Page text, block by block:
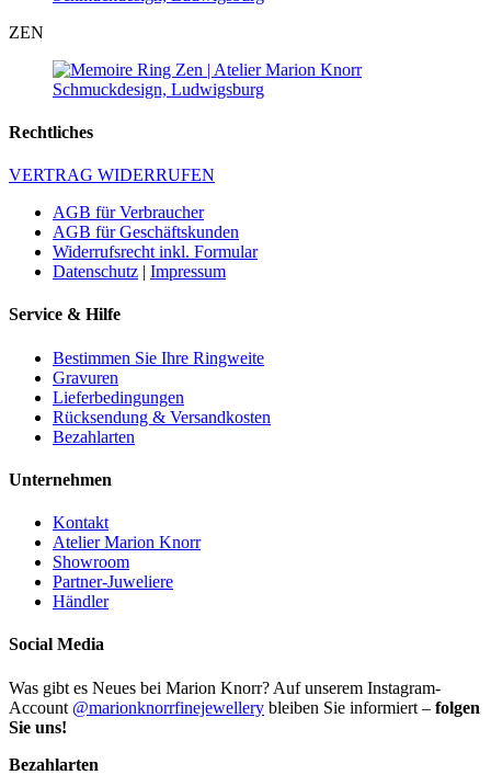
ZEN
Rechtliches
VERTRAG WIDERRUFEN
AGB für Verbraucher
AGB für Geschäftskunden
Widerrufsrecht inkl. Formular
Datenschutz | Impressum
Service & Hilfe
Bestimmen Sie Ihre Ringweite
Gravuren
Lieferbedingungen
Rücksendung & Versandkosten
Bezahlarten
Unternehmen
Kontakt
Atelier Marion Knorr
Showroom
Partner-Juweliere
Händler
Social Media
Was gibt es Neues bei Marion Knorr? Auf unserem Instagram-
Account @marionknorrfinejewellery bleiben Sie informiert – folgen
Sie uns!
Bezahlarten